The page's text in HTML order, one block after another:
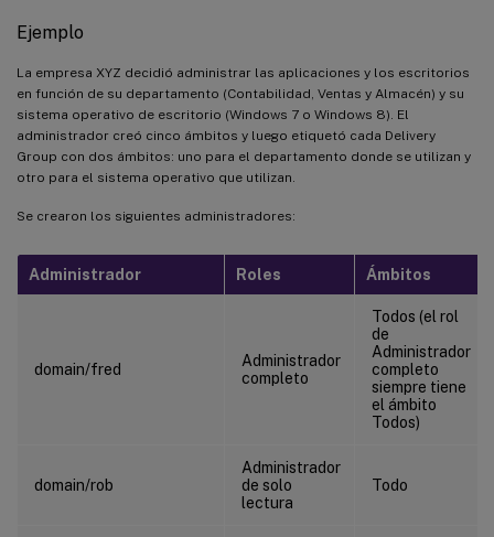
Ejemplo
La empresa XYZ decidió administrar las aplicaciones y los escritorios
en función de su departamento (Contabilidad, Ventas y Almacén) y su
sistema operativo de escritorio (Windows 7 o Windows 8). El
administrador creó cinco ámbitos y luego etiquetó cada Delivery
Group con dos ámbitos: uno para el departamento donde se utilizan y
otro para el sistema operativo que utilizan.
Se crearon los siguientes administradores:
Administrador Roles Ámbitos
domain/fred
Administrador
completo
Todos (el rol
de
Administrador
completo
siempre tiene
el ámbito
Todos)
domain/rob
Administrador
de solo
lectura
Todo